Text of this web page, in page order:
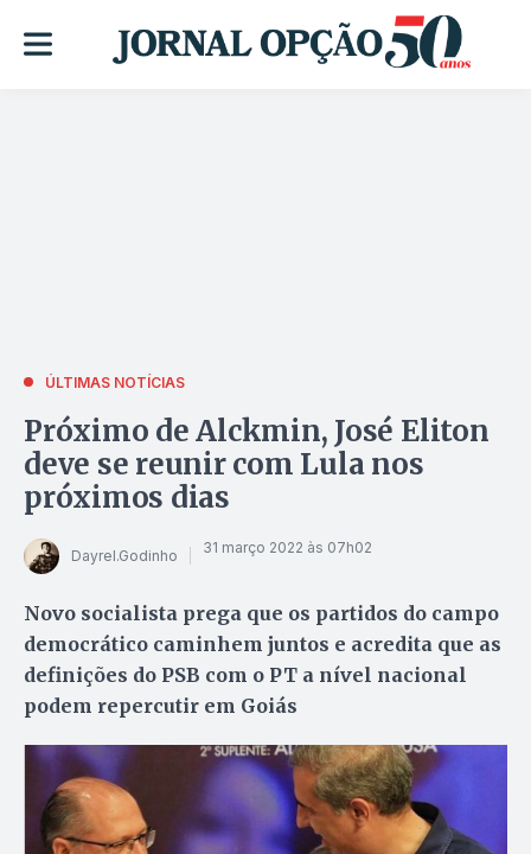
ÚLTIMAS NOTÍCIAS
Próximo de Alckmin, José Eliton
deve se reunir com Lula nos
próximos dias
Dayrel.Godinho 31 março 2022 às 07h02
Novo socialista prega que os partidos do campo
democrático caminhem juntos e acredita que as
definições do PSB com o PT a nível nacional
podem repercutir em Goiás